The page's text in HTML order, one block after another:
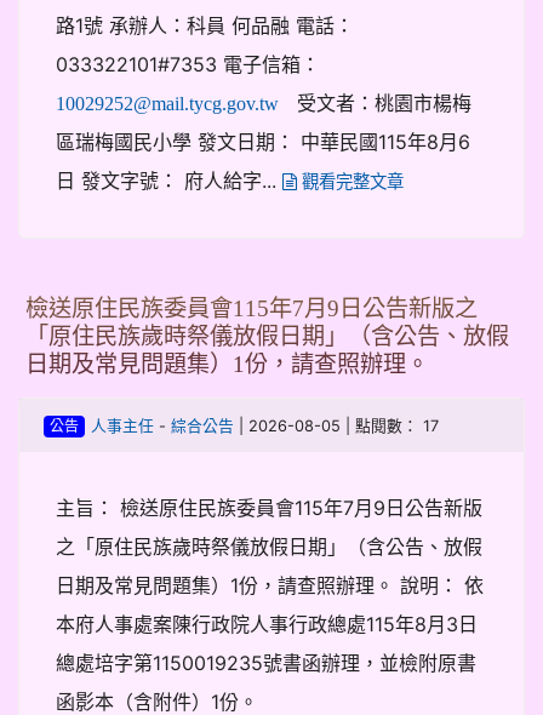
路1號 承辦人：科員 何品融 電話：
033322101#7353 電子信箱：
10029252@mail.tycg.gov.tw
受文者：桃園市楊梅
區瑞梅國民小學 發文日期： 中華民國115年8月6
日 發文字號： 府人給字...
觀看完整文章
檢送原住民族委員會115年7月9日公告新版之
「原住民族歲時祭儀放假日期」（含公告、放假
日期及常見問題集）1份，請查照辦理。
公告 人事主任- 綜合公告 | 2026-08-05 | 點閱數： 17
主旨： 檢送原住民族委員會115年7月9日公告新版
之「原住民族歲時祭儀放假日期」（含公告、放假
日期及常見問題集）1份，請查照辦理。 說明： 依
本府人事處案陳行政院人事行政總處115年8月3日
總處培字第1150019235號書函辦理，並檢附原書
函影本（含附件）1份。